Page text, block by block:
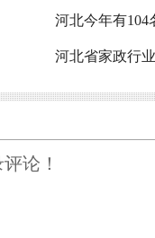
河北今年有104
河北省家政行